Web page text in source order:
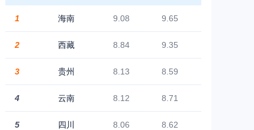
1 海南 9.08 9.65
2 西藏 8.84 9.35
3 贵州 8.13 8.59
4 云南 8.12 8.71
5 四川 8.06 8.62